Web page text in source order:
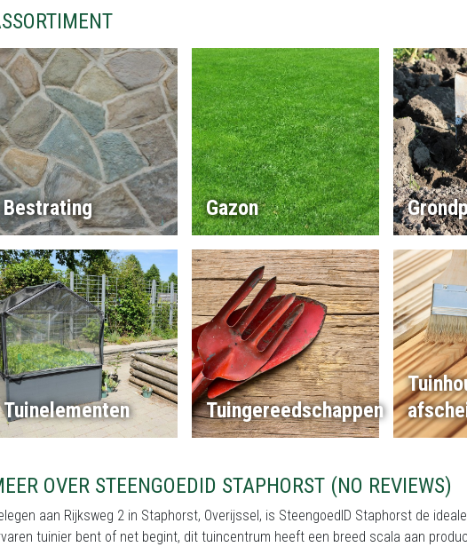
Bestrating Gazon
Tuinelementen Tuingereedschappen
OVER STEENGOEDID STAPHORST (NO REVIEWS)
aan Rijksweg 2 in Staphorst, Overijssel, is SteengoedID Staphorst de
tuinier bent of net begint, dit tuincentrum heeft een breed scala aan